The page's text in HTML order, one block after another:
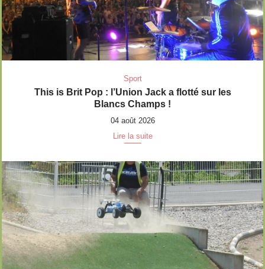
Sport
This is Brit Pop : l’Union Jack a flotté sur les
Blancs Champs !
04 août 2026
Lire la suite